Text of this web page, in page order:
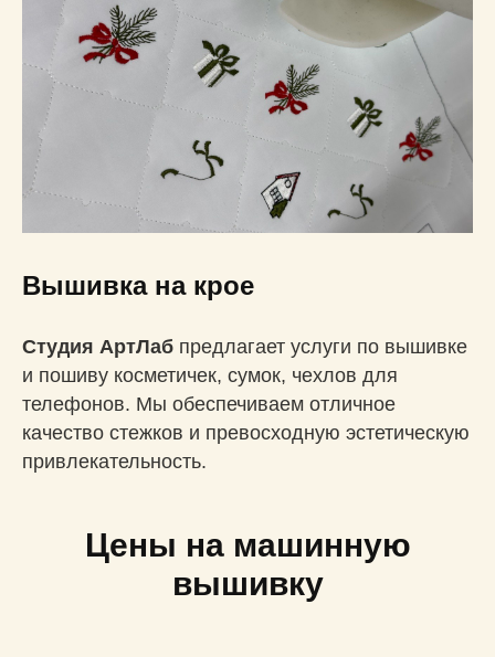
Вышивка на крое
Студия АртЛаб предлагает услуги по вышивке
и пошиву косметичек, сумок, чехлов для
телефонов. Мы обеспечиваем отличное
качество стежков и превосходную эстетическую
привлекательность.
Цены на машинную
вышивку